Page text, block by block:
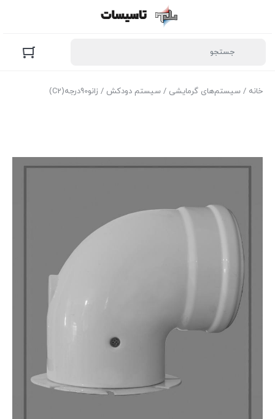
خانه / سیستم‌های گرمایشی / سیستم دودکش / زانو90درجه(C2)